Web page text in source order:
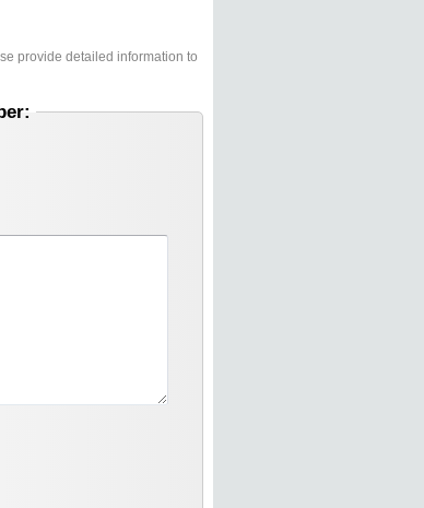
provide detailed information to